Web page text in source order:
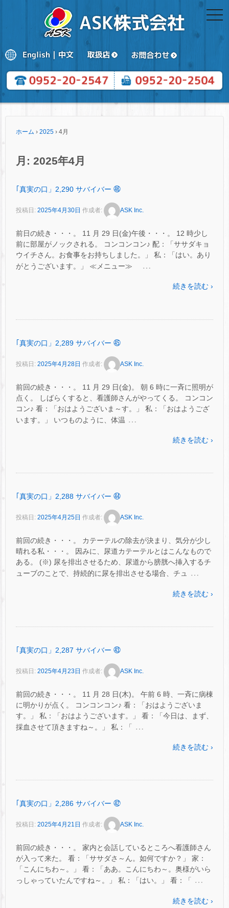
ホーム › 2025 › 4月
月: 2025年4月
｢真実の口」2,290 サバイバー ㊻
投稿日: 2025年4月30日 作成者: ASK Inc.
前日の続き・・・。 11 月 29 日(金)午後・・・。 12 時少し
前に部屋がノックされる。 コンコンコン♪ 配：「ササダキョ
ウイチさん。お食事をお持ちしました。」 私：「はい。あり
がとうございます。」 ≪メニュー≫
…
続きを読む ›
｢真実の口」2,289 サバイバー ㊺
投稿日: 2025年4月28日 作成者: ASK Inc.
前回の続き・・・。 11 月 29 日(金)。 朝 6 時に一斉に照明が
点く。 しばらくすると、看護師さんがやってくる。 コンコン
コン♪ 看：「おはようございま～す。」 私：「おはようござ
います。」 いつものように、体温 …
続きを読む ›
｢真実の口」2,288 サバイバー ㊹
投稿日: 2025年4月25日 作成者: ASK Inc.
前回の続き・・・。 カテーテルの除去が決まり、気分が少し
晴れる私・・・。 因みに、尿道カテーテルとはこんなもので
ある。 (※) 尿を排出させるため、尿道から膀胱へ挿入するチ
ューブのことで、持続的に尿を排出させる場合、チュ …
続きを読む ›
｢真実の口」2,287 サバイバー ㊸
投稿日: 2025年4月23日 作成者: ASK Inc.
前回の続き・・・。 11 月 28 日(木)。 午前 6 時、一斉に病棟
に明かりが点く。 コンコンコン♪ 看：「おはようございま
す。」 私：「おはようございます。」 看：「今日は、まず、
採血させて頂きますね～。」 私：「
…
続きを読む ›
｢真実の口」2,286 サバイバー ㊷
投稿日: 2025年4月21日 作成者: ASK Inc.
前回の続き・・・。 家内と会話しているところへ看護師さん
が入って来た。 看：「ササダさ～ん。如何ですか？」 家：
「こんにちわ～。」 看：「ああ。こんにちわ～。奥様がいら
っしゃっていたんですね～。」 私：「はい。」 看：「
…
続きを読む ›